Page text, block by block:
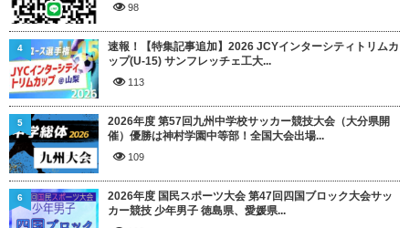
98
速報！【特集記事追加】2026 JCYインターシティトリムカ
ップ(U-15) サンフレッチェ工大...
113
4
2026年度 第57回九州中学校サッカー競技大会（大分県開
催）優勝は神村学園中等部！全国大会出場...
109
5
2026年度 国民スポーツ大会 第47回四国ブロック大会サッ
カー競技 少年男子 徳島県、愛媛県...
6